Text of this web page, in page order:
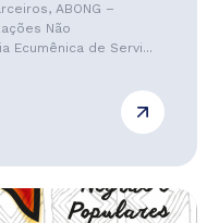
ABONG –
Não
Ecumênica de Servi...